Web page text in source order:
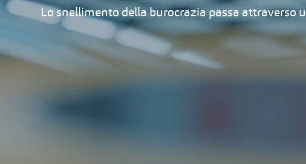
Lo snellimento della burocrazia passa